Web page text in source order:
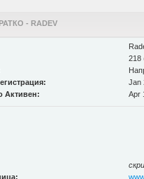
- RADEV
218
Jan
Активен:
Apr